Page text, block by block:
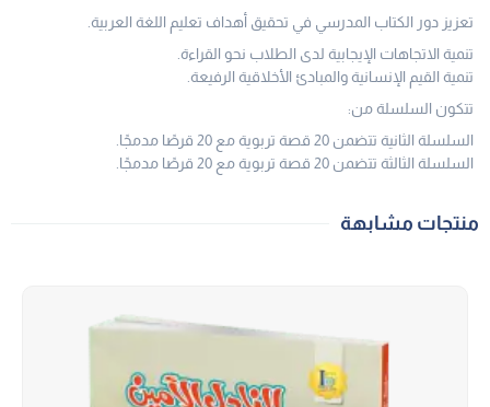
تعزيز دور الكتاب المدرسي في تحقيق أهداف تعليم اللغة العربية.
تنمية الاتجاهات الإيجابية لدى الطلاب نحو القراءة.
تنمية القيم الإنسانية والمبادئ الأخلاقية الرفيعة.
تتكون السلسلة من:
السلسلة الثانية تتضمن 20 قصة تربوية مع 20 قرصًا مدمجًا.
السلسلة الثالثة تتضمن 20 قصة تربوية مع 20 قرصًا مدمجًا.
منتجات مشابهة